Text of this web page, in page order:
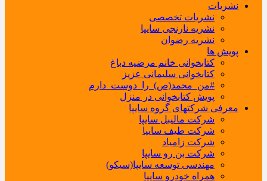
نشریات
نشریات تخصصی
نشریه نارنجی سایپا
نشریه رضوان
پویش ها
کتابخوانی خانم مرضیه دباغ
کتابخوانی سلیمانی عزیز
#من_محمد(ص)_را_دوست_دارم
پویش کتابخوانی در منزل
معرفی شرکتهای گروه سایپا
شرکت مالیبل سایپا
شرکت طیف سایپا
شرکت زامیاد
شرکت بن رو سایپا
مهندسی توسعه سایپا(سیکو)
همراه خودرو سایپا